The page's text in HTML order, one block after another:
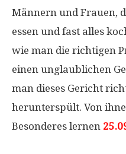
Männern und Frauen,
essen und fast alles
wie man die richtigen
einen unglaublichen
man dieses Gericht
herunterspült. Von
Besonderes lernen